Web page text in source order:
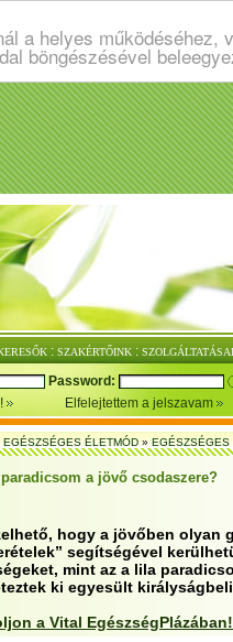
a helyes
böngészésével
: SZAKÉRTŐINK :
Password:
Elfelejtettem a jelszavam
EGÉSZSÉGES ÉLETMÓD»
a jövő csodaszere?
hogy a jövőben olyan
segítségével
mint az a lila
ki egyesült
a Vital EgészségPlázában!